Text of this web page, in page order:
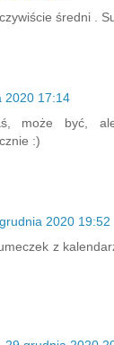
średni .
2020 17:14
może być,
:)
2020 19:52
z